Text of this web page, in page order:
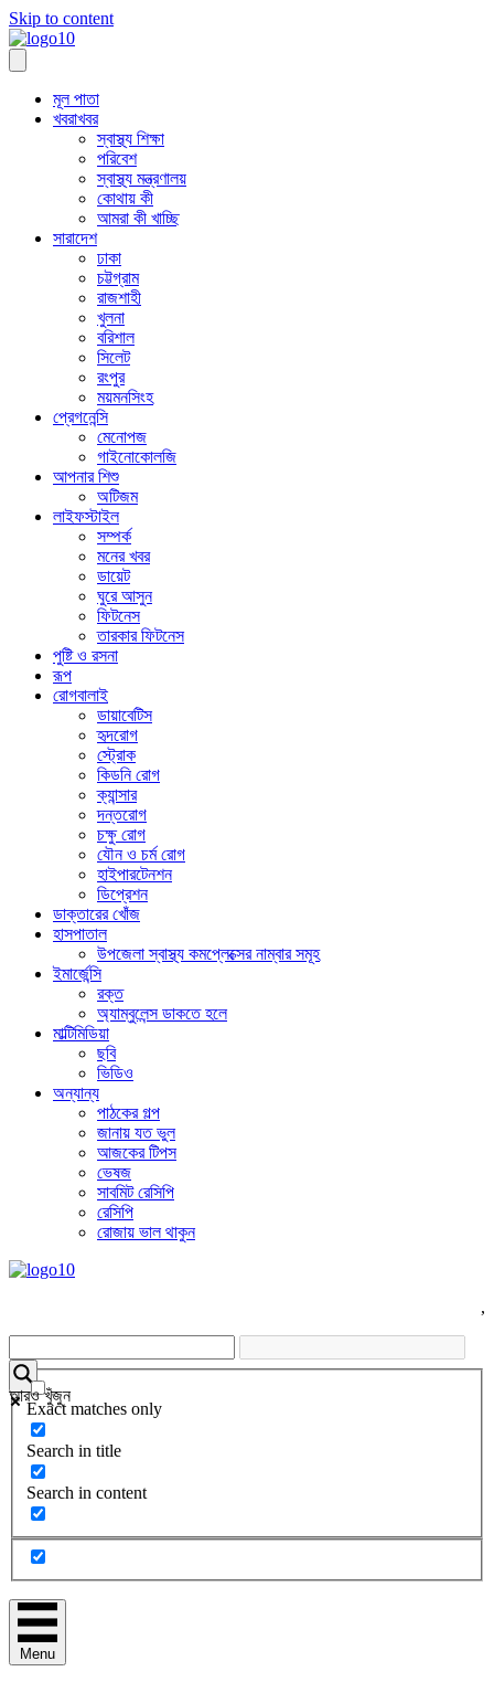
Skip to content
মূল পাতা
খবরাখবর
স্বাস্থ্য শিক্ষা
পরিবেশ
স্বাস্থ্য মন্ত্রণালয়
কোথায় কী
আমরা কী খাচ্ছি
সারাদেশ
ঢাকা
চট্টগ্রাম
রাজশাহী
খুলনা
বরিশাল
সিলেট
রংপুর
ময়মনসিংহ
প্রেগনেন্সি
মেনোপজ
গাইনোকোলজি
আপনার শিশু
অটিজম
লাইফস্টাইল
সম্পর্ক
মনের খবর
ডায়েট
ঘুরে আসুন
ফিটনেস
তারকার ফিটনেস
পুষ্টি ও রসনা
রূপ
রোগবালাই
ডায়াবেটিস
হৃদরোগ
স্ট্রোক
কিডনি রোগ
ক্যান্সার
দন্তরোগ
চক্ষু রোগ
যৌন ও চর্ম রোগ
হাইপারটেনশন
ডিপ্রেশন
ডাক্তারের খোঁজ
হাসপাতাল
উপজেলা স্বাস্থ্য কমপ্লেক্সের নাম্বার সমূহ
ইমার্জেন্সি
রক্ত
অ্যাম্বুলেন্স ডাকতে হলে
মাল্টিমিডিয়া
ছবি
ভিডিও
অন্যান্য
পাঠকের গল্প
জানায় যত ভুল
আজকের টিপস
ভেষজ
সাবমিট রেসিপি
রেসিপি
রোজায় ভাল থাকুন
,
আরও খুঁজুন
Exact matches only
Search in title
Search in content
Menu